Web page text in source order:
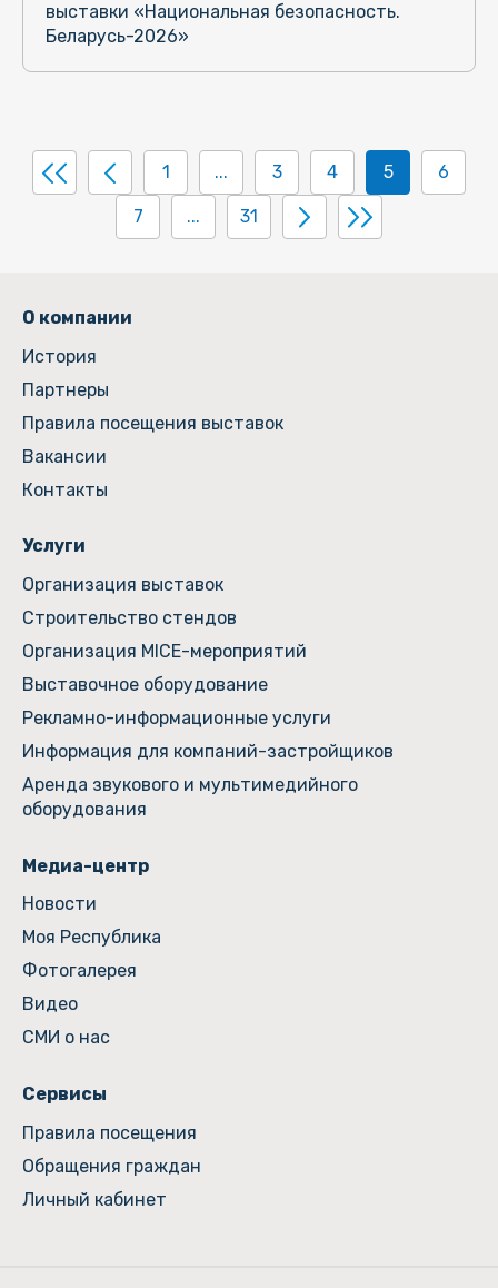
выставки «Национальная безопасность.
Беларусь-2026»
1 ... 3 4 5 6
7 ... 31
О компании
История
Партнеры
Правила посещения выставок
Вакансии
Контакты
Услуги
Организация выставок
Строительство стендов
Организация MICE-мероприятий
Выставочное оборудование
Рекламно-информационные услуги
Информация для компаний-застройщиков
Аренда звукового и мультимедийного
оборудования
Медиа-центр
Новости
Моя Республика
Фотогалерея
Видео
СМИ о нас
Сервисы
Правила посещения
Обращения граждан
Личный кабинет